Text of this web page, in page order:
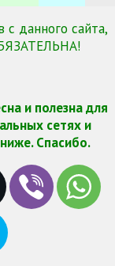
данного сайта,
и полезна для
сетях и
Спасибо.